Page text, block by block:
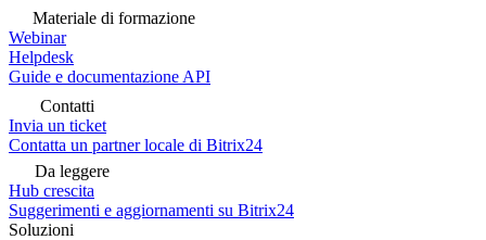
Materiale di formazione
Webinar
Helpdesk
Guide e documentazione API
Contatti
Invia un ticket
Contatta un partner locale di Bitrix24
Da leggere
Hub crescita
Suggerimenti e aggiornamenti su Bitrix24
Soluzioni